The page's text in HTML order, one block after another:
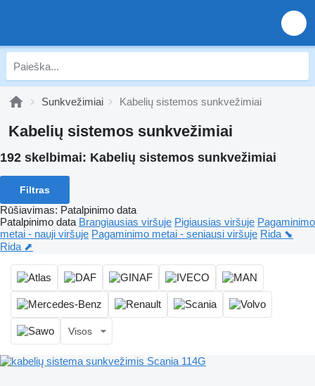
Sunkvežimiai Kabelių sistemos sunkvežimiai
Kabelių sistemos sunkvežimiai
192 skelbimai: Kabelių sistemos sunkvežimiai
Filtras
Rūšiavimas: Patalpinimo data
Patalpinimo data Brangiausias viršuje Pigiausias viršuje Pagaminimo
metai - nauji viršuje Pagaminimo metai - seniausi viršuje Rida ⬊
Rida ⬈
Visos